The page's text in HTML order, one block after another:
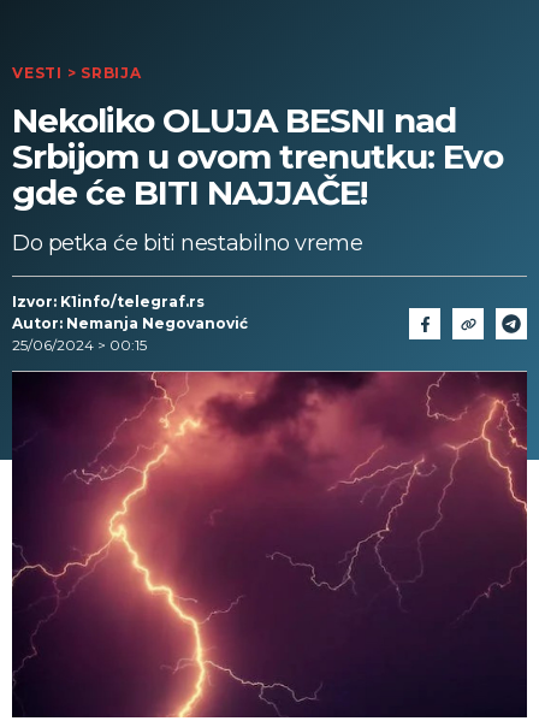
VESTI > SRBIJA
Nekoliko OLUJA BESNI nad
Srbijom u ovom trenutku: Evo
gde će BITI NAJJAČE!
Do petka će biti nestabilno vreme
Izvor: K1info/telegraf.rs
Autor: Nemanja Negovanović
25/06/2024 > 00:15